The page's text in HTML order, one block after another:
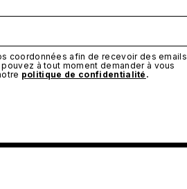
coordonnées afin de recevoir des emails
pouvez à tout moment demander à vous
politique de confidentialité .